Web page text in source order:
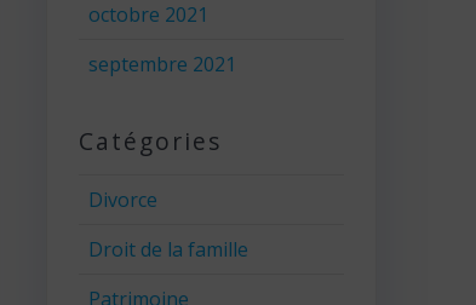
octobre 2021
septembre 2021
Catégories
Divorce
Droit de la famille
Patrimoine